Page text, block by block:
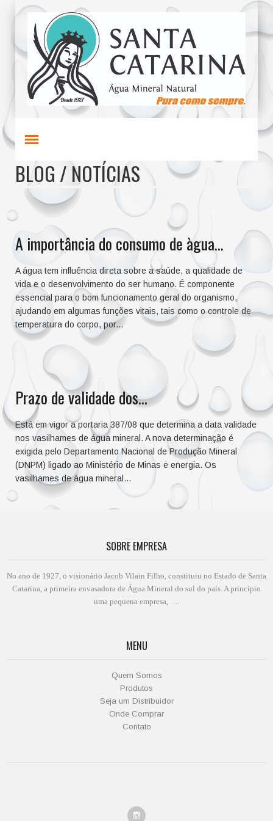
BLOG / NOTÍCIAS
A importância do consumo de àgua...
A água tem influência direta sobre a saúde, a qualidade de
vida e o desenvolvimento do ser humano. É componente
essencial para o bom funcionamento geral do organismo,
ajudando em algumas funções vitais, tais como o controle de
temperatura do corpo, por...
Prazo de validade dos...
Está em vigor a portaria 387/08 que determina a data validade
nos vasilhames de água mineral. A nova determinação é
exigida pelo Departamento Nacional de Produção Mineral
(DNPM) ligado ao Ministério de Minas e energia. Os
vasilhames de água mineral...
SOBRE EMPRESA
No ano de 1927, o visionário Jacob Vilain Filho, constituiu no Estado de Santa
Catarina, a primeira envasadora de Água Mineral do sul do país. A princípio
uma pequena empresa, ...
MENU
Quem Somos
Produtos
Seja um Distribuidor
Onde Comprar
Contato